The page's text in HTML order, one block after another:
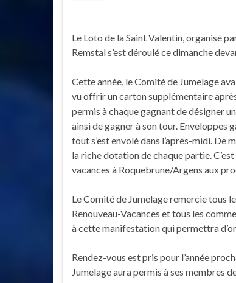
Le Loto de la Saint Valentin, organisé
Remstal s’est déroulé ce dimanche
Cette année, le Comité de Jumelage
vu offrir un carton supplémentaire
permis à chaque gagnant de désigner
ainsi de gagner à son tour. Enveloppes
tout s’est envolé dans l’après-midi.
la riche dotation de chaque partie.
vacances à Roquebrune/Argens aux
Le Comité de Jumelage remercie tous
Renouveau-Vacances et tous les
à cette manifestation qui permettra
Rendez-vous est pris pour l’année
Jumelage aura permis à ses membres